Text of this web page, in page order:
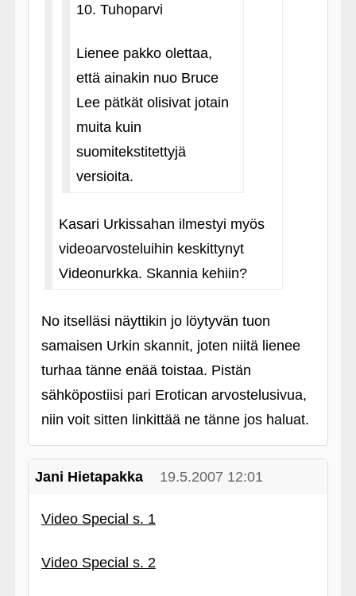
10. Tuhoparvi
Lienee pakko olettaa,
että ainakin nuo Bruce
Lee pätkät olisivat jotain
muita kuin
suomitekstitettyjä
versioita.
Kasari Urkissahan ilmestyi myös
videoarvosteluihin keskittynyt
Videonurkka. Skannia kehiin?
No itselläsi näyttikin jo löytyvän tuon
samaisen Urkin skannit, joten niitä lienee
turhaa tänne enää toistaa. Pistän
sähköpostiisi pari Erotican arvostelusivua,
niin voit sitten linkittää ne tänne jos haluat.
Jani Hietapakka 19.5.2007 12:01
Video Special s. 1
Video Special s. 2